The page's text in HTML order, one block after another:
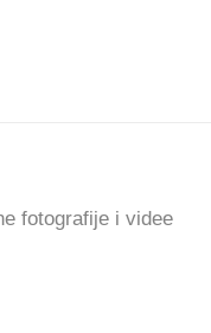
fotografije i videe